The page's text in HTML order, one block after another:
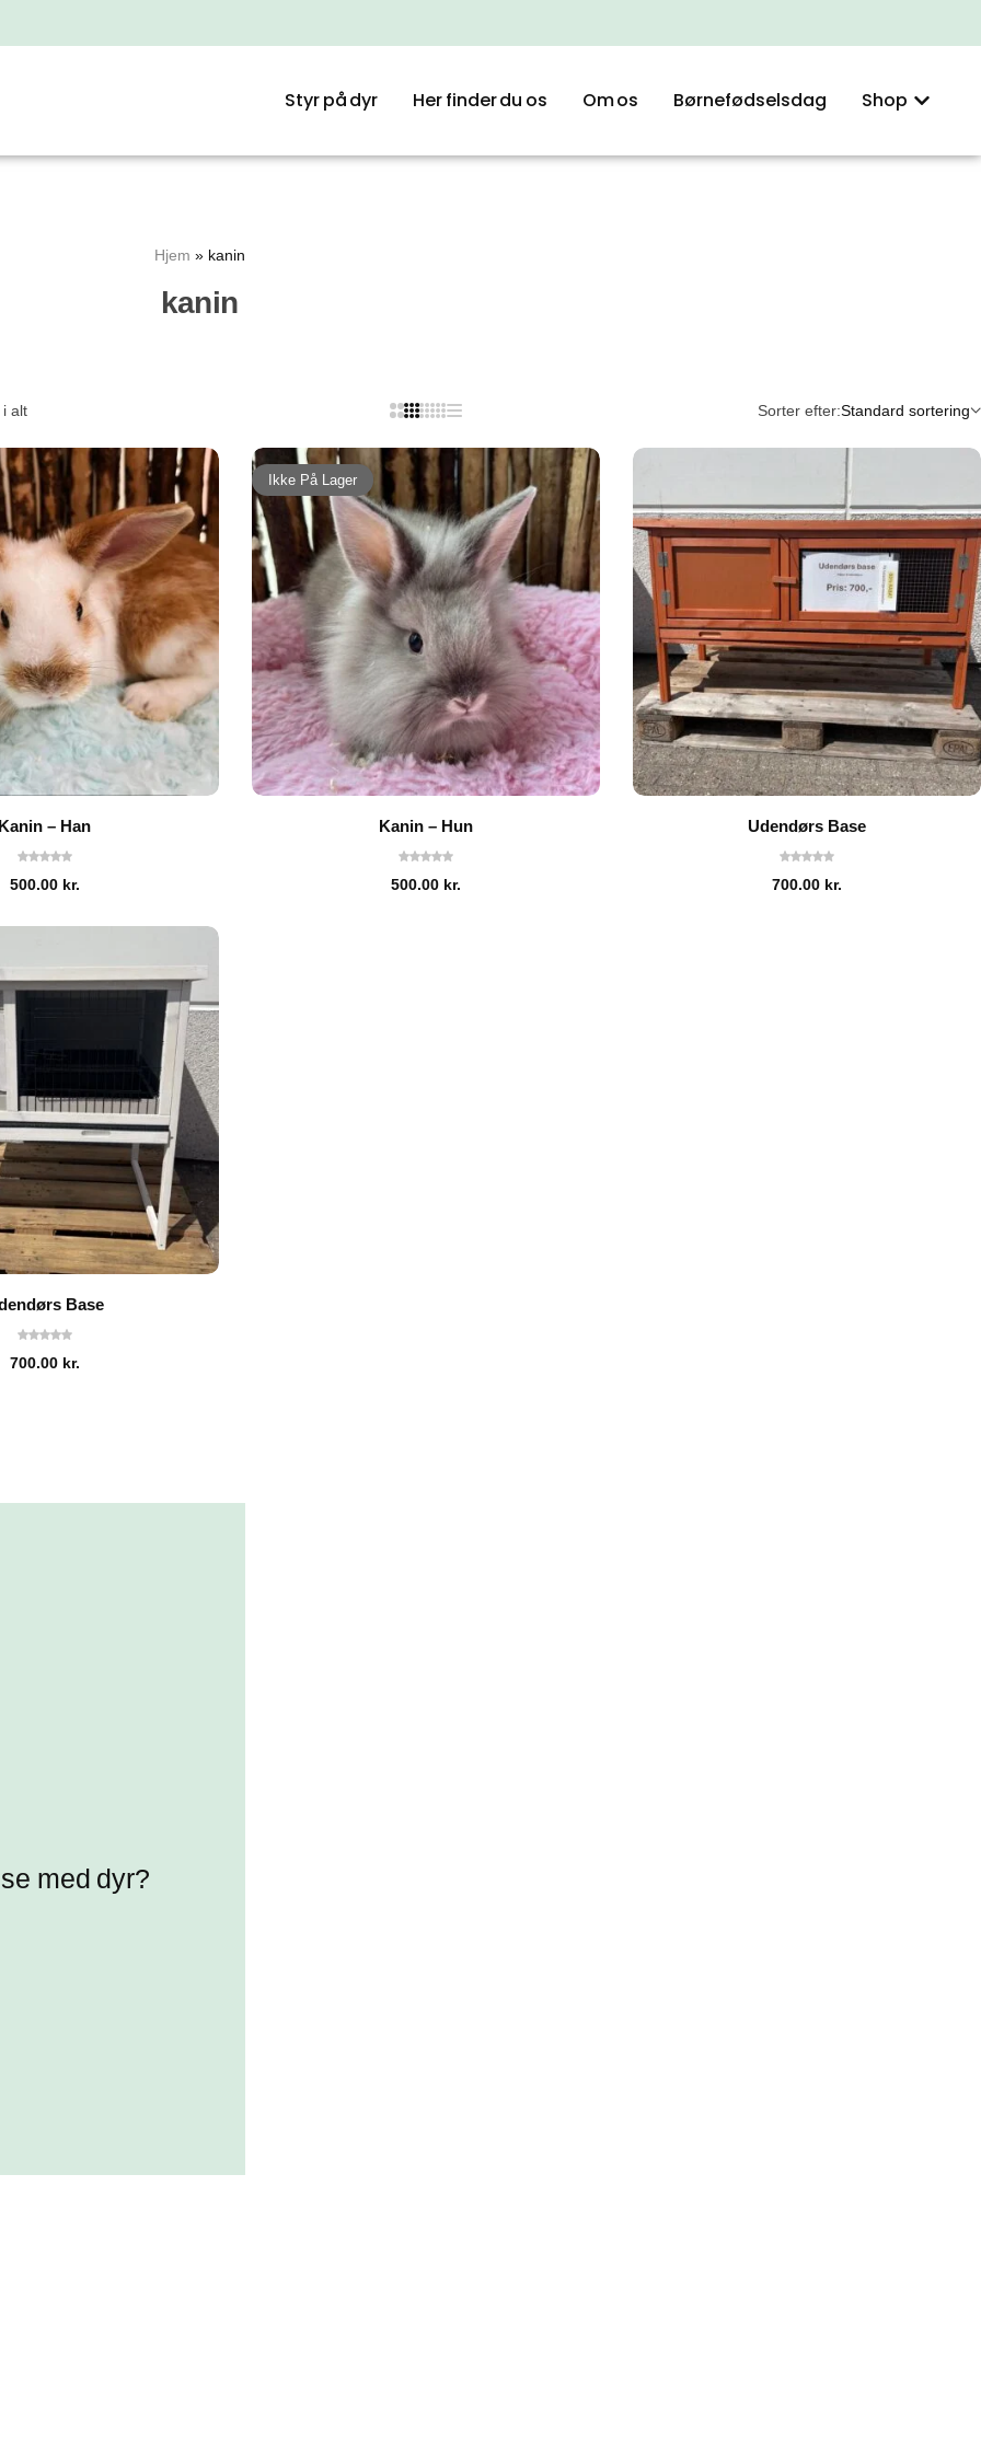
Styr på dyr Her finder du os Om os Børnefødselsdag Shop
Hjem » kanin
kanin
alt Sorter efter:Standard sortering
– Han
500.00 kr.
Ikke På Lager
Kanin – Hun
500.00 kr.
Udendørs Base
700.00 kr.
Base
700.00 kr.
med dyr?